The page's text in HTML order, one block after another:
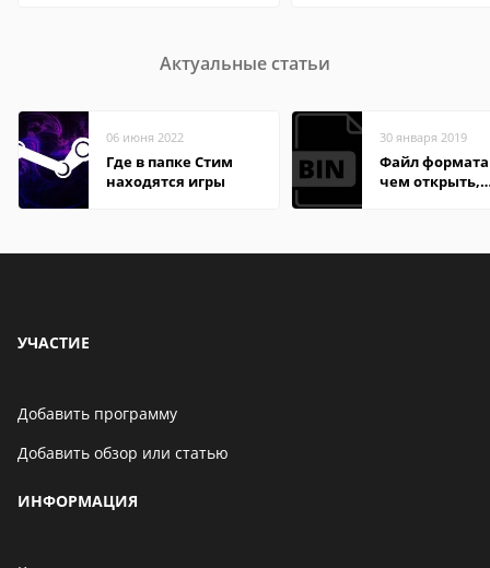
Актуальные статьи
06 июня 2022
Где в папке Стим
находятся игры
30 января 2019
Файл формата
чем открыть,
УЧАСТИЕ
Добавить программу
Добавить обзор или статью
ИНФОРМАЦИЯ